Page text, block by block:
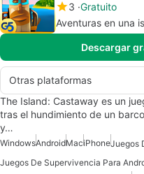
3 Gratuito
Aventuras en una
Descargar
Otras plataformas
The Island: Castaway es un
tras el hundimiento de un
y…
WindowsAndroidMaciPhoneJuegos
Juegos De Supervivencia Para